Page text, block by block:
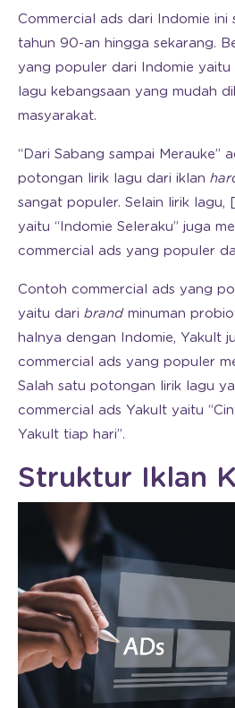
Commercial ads dari Indomie ini
tahun 90-an hingga sekarang.
yang populer dari Indomie yaitu
lagu kebangsaan yang mudah
masyarakat.
“Dari Sabang sampai Merauke”
potongan lirik lagu dari iklan
sangat populer. Selain lirik lagu,
yaitu “Indomie Seleraku” juga
commercial ads yang populer
Contoh commercial ads yang
yaitu dari brand minuman
halnya dengan Indomie, Yakult
commercial ads yang populer
Salah satu potongan lirik lagu
commercial ads Yakult yaitu
Yakult tiap hari”.
Struktur Iklan